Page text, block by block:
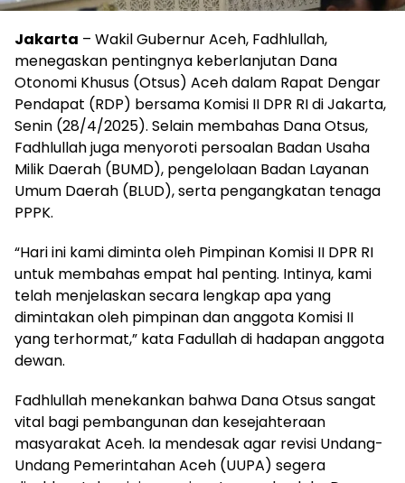
Jakarta – Wakil Gubernur Aceh, Fadhlullah,
menegaskan pentingnya keberlanjutan Dana
Otonomi Khusus (Otsus) Aceh dalam Rapat Dengar
Pendapat (RDP) bersama Komisi II DPR RI di Jakarta,
Senin (28/4/2025). Selain membahas Dana Otsus,
Fadhlullah juga menyoroti persoalan Badan Usaha
Milik Daerah (BUMD), pengelolaan Badan Layanan
Umum Daerah (BLUD), serta pengangkatan tenaga
PPPK.
“Hari ini kami diminta oleh Pimpinan Komisi II DPR RI
untuk membahas empat hal penting. Intinya, kami
telah menjelaskan secara lengkap apa yang
dimintakan oleh pimpinan dan anggota Komisi II
yang terhormat,” kata Fadullah di hadapan anggota
dewan.
Fadhlullah menekankan bahwa Dana Otsus sangat
vital bagi pembangunan dan kesejahteraan
masyarakat Aceh. Ia mendesak agar revisi Undang-
Undang Pemerintahan Aceh (UUPA) segera